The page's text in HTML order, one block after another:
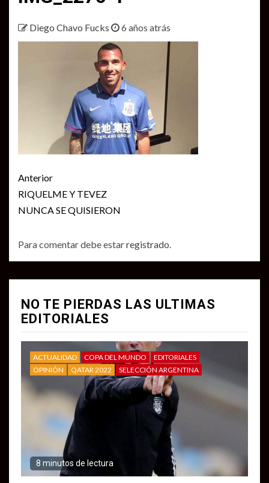
Diego Chavo Fucks 6 años atrás
Seguir
leyendo
Anterior
RIQUELME Y TEVEZ
NUNCA SE QUISIERON
Para comentar debe estarregistrado.
NO TE PIERDAS LAS ULTIMAS
EDITORIALES
ACTUALIDAD COPA DEL MUNDO
EDITORIALES
OPINIÓN
QATAR 2022 SELECCIÓN ARGENTINA
8 minutos de lectura